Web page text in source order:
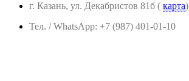
г. Казань, ул. Декабристов 81б ( карта)
Тел. / WhatsApp: +7 (987) 401-01-10